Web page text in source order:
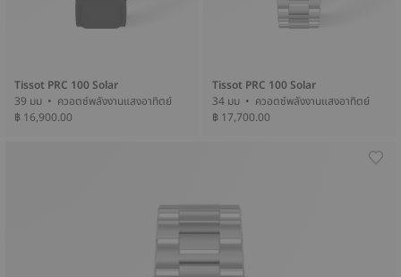
Tissot PRC 100 Solar
39 มม • ควอตซ์พลังงานแสงอาทิตย์
฿ 16,900.00
Tissot PRC 100 Solar
34 มม • ควอตซ์พลังงานแสงอาทิตย์
฿ 17,700.00